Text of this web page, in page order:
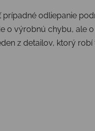
odliepanie
o výrobnú chybu, ale
z detailov, ktorý